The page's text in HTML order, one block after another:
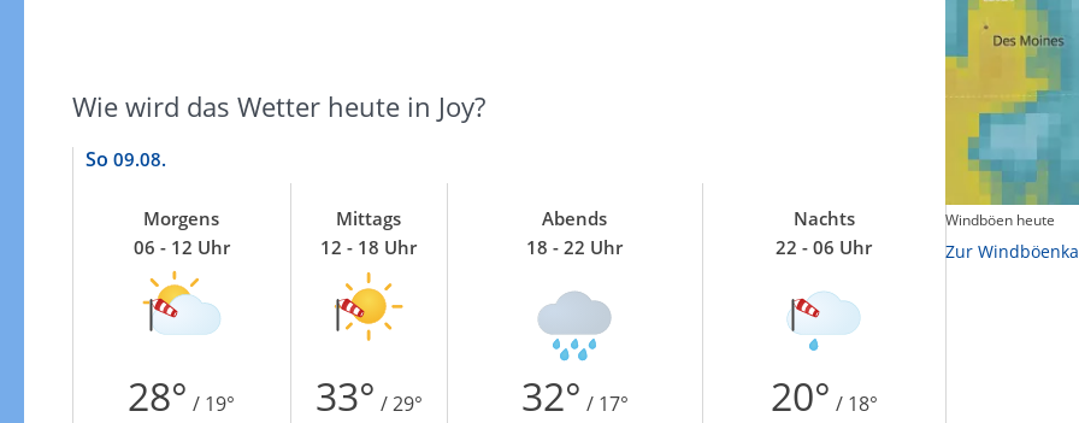
Wie wird das Wetter heute in Joy?
So 09.08.
Morgens
06 - 12 Uhr
Mittags
12 - 18 Uhr
Abends
18 - 22 Uhr
Nachts
22 - 06 Uhr
28° / 19° 33° / 29° 32° / 17° 20° / 18°
Sonnenschein heute
Zur Sonnenscheindauerkarte
Gewitterrisiko in 3h
Zur Gewitterrisikokarte
Windböen heute
Zur